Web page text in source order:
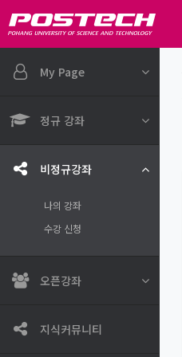
My Page
정규 강좌
비정규강좌
나의 강좌
수강 신청
오픈강좌
지식커뮤니티